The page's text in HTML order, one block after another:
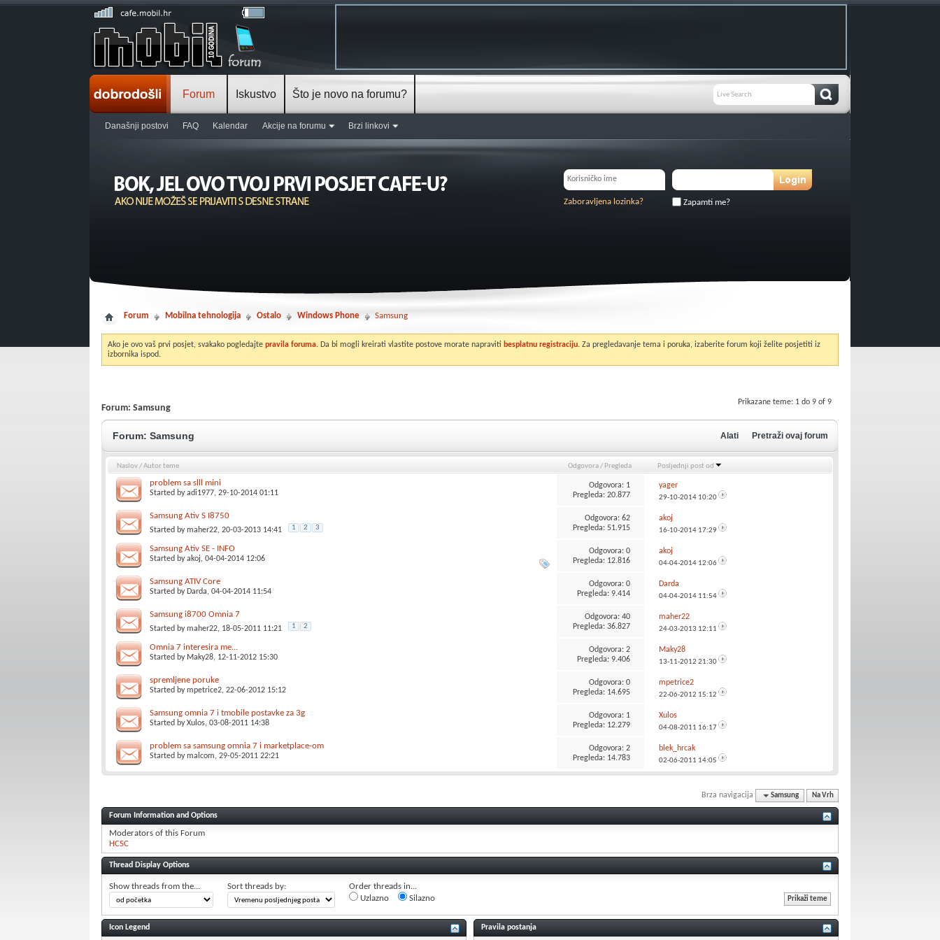
Forum
Današnji postovi FAQ Kalendar Akcije na forumu Brzi linkovi
Iskustvo Što je novo na forumu?
Zapamti me?
Zaboravljena lozinka?
Forum Mobilna tehnologija Ostalo Windows Phone Samsung
Ako je ovo vaš prvi posjet, svakako pogledajte pravila foruma. Da bi mogli kreirati vlastite postove morate napraviti besplatnu registraciju. Za pregledavanje tema i poruka, izaberite forum koji želite posjetiti iz
izbornika ispod.
Prikazane teme: 1 do 9 of 9
Forum: Samsung
Forum: Samsung Alati Pretraži ovaj forum
Naslov/Autor teme Odgovora/ Pregleda Posljednji post od
problem sa slll mini
Started byadi1977, 29-10-2014 01:11
Odgovora: 1
Pregleda: 20.877
yager
29-10-2014 10:20
Samsung Ativ S I8750
Started bymaher22, 20-03-2013 14:41 1 2 3
Odgovora: 62
Pregleda: 51.915
akoj
16-10-2014 17:29
Samsung Ativ SE - INFO
Started byakoj, 04-04-2014 12:06
Odgovora: 0
Pregleda: 12.816
akoj
04-04-2014 12:06
Samsung ATIV Core
Started by Darda, 04-04-2014 11:54
Odgovora: 0
Pregleda: 9.414
Darda
04-04-2014 11:54
Samsung i8700 Omnia 7
Started bymaher22, 18-05-2011 11:21 1 2
Odgovora: 40
Pregleda: 36.827
maher22
24-03-2013 12:11
Omnia 7 interesira me...
Started by Maky28, 12-11-2012 15:30
Odgovora: 2
Pregleda: 9.406
Maky28
13-11-2012 21:30
spremljene poruke
Started bympetrice2, 22-06-2012 15:12
Odgovora: 0
Pregleda: 14.695
mpetrice2
22-06-2012 15:12
Samsung omnia 7 i tmobile postavke za 3g
Started byXulos, 03-08-2011 14:38
Odgovora: 1
Pregleda: 12.279
Xulos
04-08-2011 16:17
problem sa samsung omnia 7 i marketplace-om
Started bymalcom, 29-05-2011 22:21
Odgovora: 2
Pregleda: 14.783
blek_hrcak
02-06-2011 14:05
Brza navigacija Samsung Na Vrh
Forum Information and Options
Moderators of this Forum
HCSC
Thread Display Options
Show threads from the... Sort threads by:
Order threads in...
Uzlazno
Silazno
Icon Legend Pravila postanja